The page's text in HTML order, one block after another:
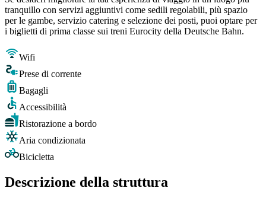
tranquillo con servizi aggiuntivi come sedili regolabili, più spazio
per le gambe, servizio catering e selezione dei posti, puoi optare per
i biglietti di prima classe sui treni Eurocity della Deutsche Bahn.
Wifi
Prese di corrente
Bagagli
Accessibilità
Ristorazione a bordo
Aria condizionata
Bicicletta
Descrizione della struttura